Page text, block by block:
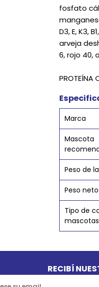
fosfato
D3, E, K3,
arveja
6, rojo 40,
PROTEÍNA
Marca
Mascota
Peso de
Peso neto
Tipo de
mascotas
RECIBÍ